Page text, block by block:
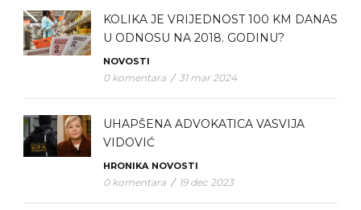
KOLIKA JE VRIJEDNOST 100 KM DANAS
U ODNOSU NA 2018. GODINU?
NOVOSTI
0 komentara / 31 mar 2024
UHAPŠENA ADVOKATICA VASVIJA
VIDOVIĆ
HRONIKA NOVOSTI
0 komentara / 19 dec 2023